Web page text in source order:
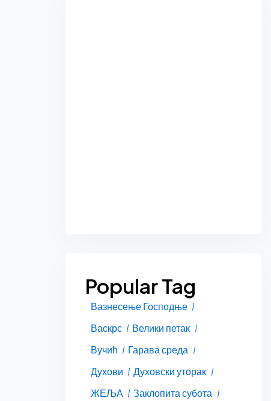
Popular Tag
Вазнесење Господње
Васкрс
Велики петак
Вучић
Гарава среда
Духови
Духовски уторак
ЖЕЉА
Заклопита субота